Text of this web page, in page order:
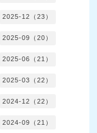
2025-12（23）
2025-09（20）
2025-06（21）
2025-03（22）
2024-12（22）
2024-09（21）